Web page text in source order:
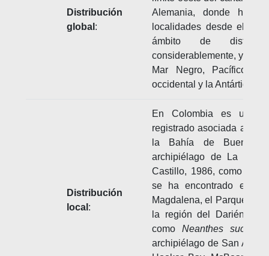
Distribución
global :
Alemania, donde ha
localidades desde el
ámbito de
considerablemente, y
Mar Negro, Pacífico
occidental y la Antártida
Distribución
local :
En Colombia es una
registrado asociada a
la Bahía de
archipiélago de La
Castillo, 1986, como
se ha encontrado en
Magdalena, el Parque
la región del Darién
como Neanthes
archipiélago de San